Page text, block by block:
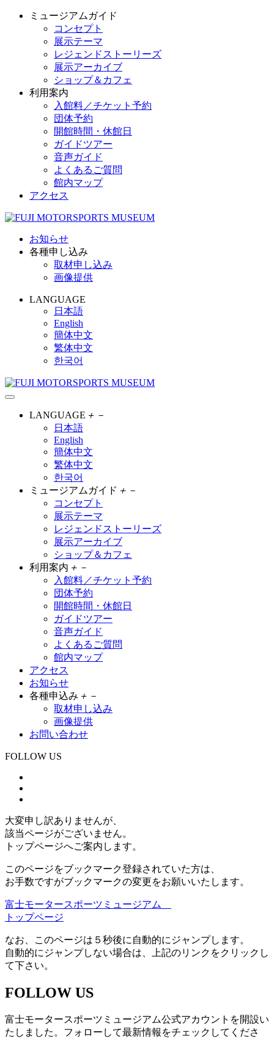
ミュージアムガイド
コンセプト
展示テーマ
レジェンドストーリーズ
展示アーカイブ
ショップ＆カフェ
利用案内
入館料／チケット予約
団体予約
開館時間・休館日
ガイドツアー
音声ガイド
よくあるご質問
館内マップ
アクセス
お知らせ
各種申し込み
取材申し込み
画像提供
LANGUAGE
日本語
English
簡体中文
繁体中文
한국어
LANGUAGE ＋ －
日本語
English
簡体中文
繁体中文
한국어
ミュージアムガイド ＋ －
コンセプト
展示テーマ
レジェンドストーリーズ
展示アーカイブ
ショップ＆カフェ
利用案内 ＋ －
入館料／チケット予約
団体予約
開館時間・休館日
ガイドツアー
音声ガイド
よくあるご質問
館内マップ
アクセス
お知らせ
各種申込み ＋ －
取材申し込み
画像提供
お問い合わせ
FOLLOW US
大変申し訳ありませんが、
該当ページがございません。
トップページへご案内します。
このページをブックマーク登録されていた方は、
お手数ですがブックマークの変更をお願いいたします。
富士モータースポーツミュージアム
トップページ
なお、このページは５秒後に自動的にジャンプします。
自動的にジャンプしない場合は、上記のリンクをクリックし
て下さい。
FOLLOW US
富士モータースポーツミュージアム公式アカウントを開設い
たしました。フォローして最新情報をチェックしてくださ